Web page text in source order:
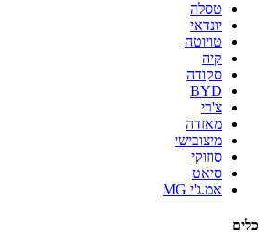
טסלה
יונדאי
טויוטה
קיה
סקודה
BYD
צ'רי
מאזדה
מיצובישי
סוזוקי
סיאט
אמ.ג'י MG
כלים